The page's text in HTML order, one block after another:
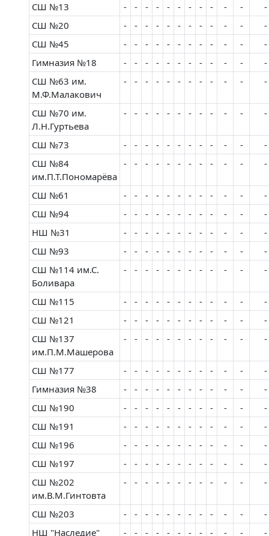
СШ №13 - - - - - - - - - - -
-
СШ №20
- - - - - - - - - - -
-
СШ №45
- - - - - - - - - - -
-
Гимназия №18
- - - - - - - - - - -
-
СШ №63 им.
М.Ф.Малакович
- - - - - - - - - - - -
СШ №70 им.
Л.Н.Гуртьева
- - - - - - - - - - - -
СШ №73 - - - - - - - - - - -
-
СШ №84
им.П.Т.Пономарёва
- - - - - - - - - - - -
СШ №61 - - - - - - - - - - -
-
СШ №94
- - - - - - - - - - -
-
НШ №31
- - - - - - - - - - -
-
СШ №93
- - - - - - - - - - -
-
СШ №114 им.С.
Боливара
- - - - - - - - - - - -
СШ №115 - - - - - - - - - - -
-
СШ №121
- - - - - - - - - - -
-
СШ №137
им.П.М.Машерова
- - - - - - - - - - - -
СШ №177 - - - - - - - - - - -
-
Гимназия №38
- - - - - - - - - - -
-
СШ №190
- - - - - - - - - - -
-
СШ №191
- - - - - - - - - - -
-
СШ №196
- - - - - - - - - - -
-
СШ №197
- - - - - - - - - - -
-
СШ №202
им.В.М.Гинтовта
- - - - - - - - - - - -
СШ №203 - - - - - - - - - - -
-
НШ "Наследие"
- - - - - - - - - - -
-